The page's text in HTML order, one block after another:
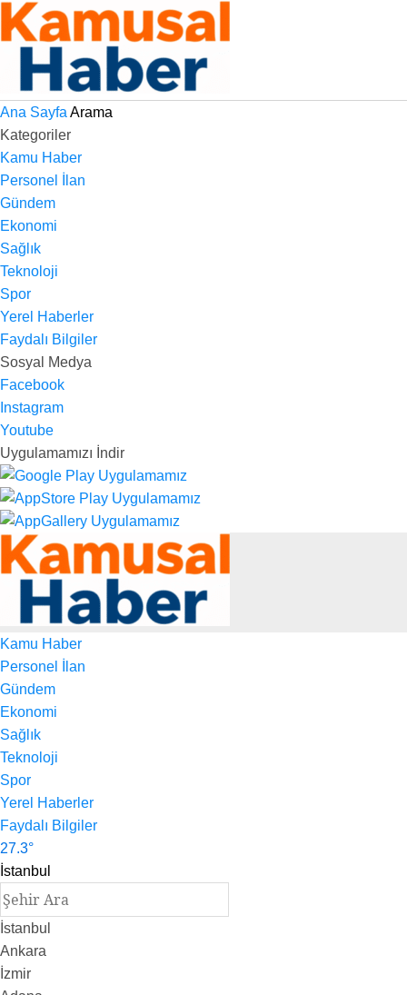
Ana Sayfa Arama
Kategoriler
Kamu Haber
Personel İlan
Gündem
Ekonomi
Sağlık
Teknoloji
Spor
Yerel Haberler
Faydalı Bilgiler
Sosyal Medya
Facebook
Instagram
Youtube
Uygulamamızı İndir
Kamu Haber
Personel İlan
Gündem
Ekonomi
Sağlık
Teknoloji
Spor
Yerel Haberler
Faydalı Bilgiler
27.3°
İstanbul
İstanbul
Ankara
İzmir